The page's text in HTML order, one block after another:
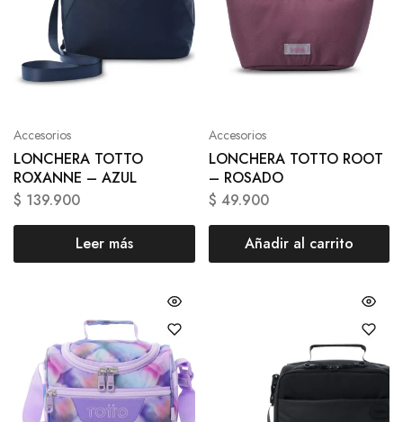
Accesorios
LONCHERA TOTTO
ROXANNE – AZUL
$ 139.900
Leer más
Accesorios
LONCHERA TOTTO ROOT
– ROSADO
$ 49.900
Añadir al carrito